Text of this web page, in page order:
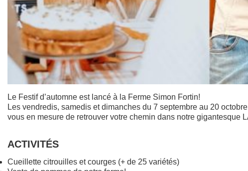
Le Festif d’automne est lancé à la Ferme Simon Fortin!
Les vendredis, samedis et dimanches du 7 septembre au 20
vous en mesure de retrouver votre chemin dans notre gigantesque
ACTIVITÉS
​​​Cueillette citrouilles et courges (+ de 25 variétés)